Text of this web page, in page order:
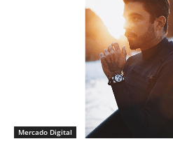
Mercado Digital